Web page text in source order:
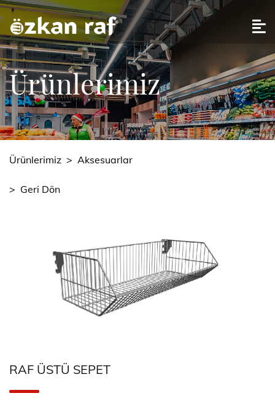
Ürünlerimiz
Ürünlerimiz > Aksesuarlar
> Geri Dön
RAF ÜSTÜ SEPET